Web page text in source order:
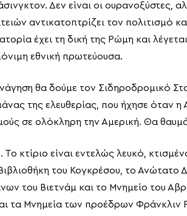
Δεν είναι οι ουρανοξύστες,
αντικατοπτρίζει τον πολιτισμό
έχει τη δική της Ρώμη και
εθνική πρωτεύουσα.
θα δούμε τον Σιδηροδρομικό
της ελευθερίας, που ήχησε όταν
σε ολόκληρη την Αμερική. Θα
Το κτίριο είναι εντελώς λευκό,
του Κογκρέσου, το
του Βιετνάμ και το Μνημείο του
τα Μνημεία των προέδρων